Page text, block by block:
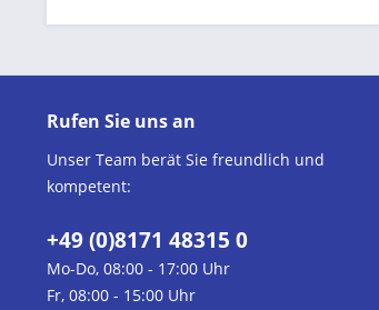
Rufen Sie uns an
Unser Team berät Sie freundlich und
kompetent:
+49 (0)8171 48315 0
Mo-Do, 08:00 - 17:00 Uhr
Fr, 08:00 - 15:00 Uhr